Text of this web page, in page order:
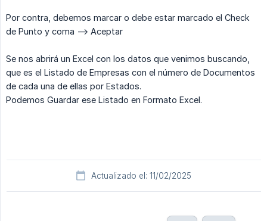
Por contra, debemos marcar o debe estar marcado el Check
de Punto y coma --> Aceptar
Se nos abrirá un Excel con los datos que venimos buscando,
que es el Listado de Empresas con el número de Documentos
de cada una de ellas por Estados.
Podemos Guardar ese Listado en Formato Excel.
Actualizado el: 11/02/2025